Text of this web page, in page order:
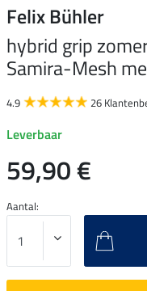
Felix Bühler
hybrid grip
Samira-Mesh
4.9 26
Leverbaar
59,90 €
Aantal: